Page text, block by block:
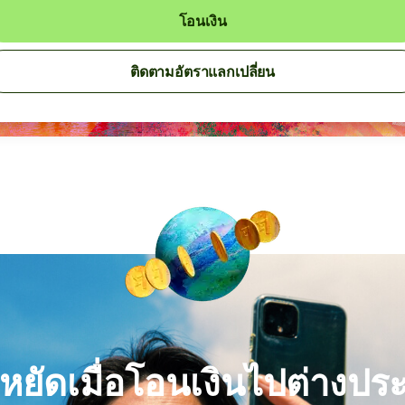
โอนเงิน
ติดตามอัตราแลกเปลี่ยน
ยัดเมื่อโอนเงินไปต่างปร